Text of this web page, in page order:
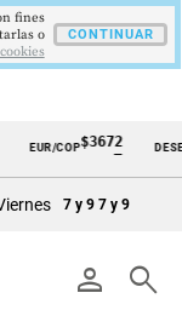
COP$3672
—
DESEMPLEO
7 y 9 7 y 9
person search
fines
o
CONTINUAR